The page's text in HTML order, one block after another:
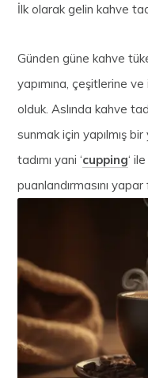
İlk olarak gelin kahve
Günden güne kahve
yapımına, çeşitlerine
olduk. Aslında kahve
sunmak için yapılmış
tadımı yani ‘cupping‘
puanlandırmasını